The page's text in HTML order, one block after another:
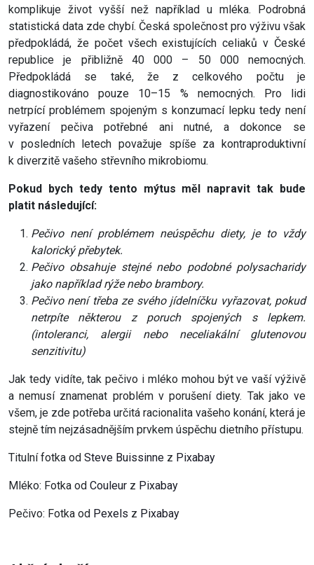
komplikuje život vyšší než například u mléka. Podrobná
statistická data zde chybí. Česká společnost pro výživu však
předpokládá, že počet všech existujících celiaků v České
republice je přibližně 40 000 – 50 000 nemocných.
Předpokládá se také, že z celkového počtu je
diagnostikováno pouze 10–15 % nemocných. Pro lidi
netrpící problémem spojeným s konzumací lepku tedy není
vyřazení pečiva potřebné ani nutné, a dokonce se
v posledních letech považuje spíše za kontraproduktivní
k diverzitě vašeho střevního mikrobiomu.
Pokud bych tedy tento mýtus měl napravit tak bude
platit následující:
Pečivo není problémem neúspěchu diety, je to vždy
kalorický přebytek.
Pečivo obsahuje stejné nebo podobné polysacharidy
jako například rýže nebo brambory.
Pečivo není třeba ze svého jídelníčku vyřazovat, pokud
netrpíte některou z poruch spojených s lepkem.
(intoleranci, alergii nebo neceliakální glutenovou
senzitivitu)
Jak tedy vidíte, tak pečivo i mléko mohou být ve vaší výživě
a nemusí znamenat problém v porušení diety. Tak jako ve
všem, je zde potřeba určitá racionalita vašeho konání, která je
stejně tím nejzásadnějším prvkem úspěchu dietního přístupu.
Titulní fotka od Steve Buissinne z Pixabay
Mléko: Fotka od Couleur z Pixabay
Pečivo: Fotka od Pexels z Pixabay